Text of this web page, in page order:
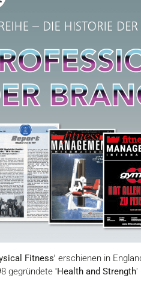
Fitness' erschienen in
gegründete 'Health and Strength'